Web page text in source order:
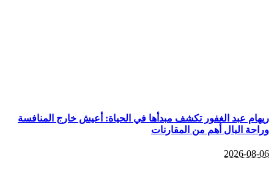
ريهام عبد الغفور تكشف مبدأها في الحياة: أعيش خارج المنافسة
وراحة البال أهم من المقارنات
2026-08-06